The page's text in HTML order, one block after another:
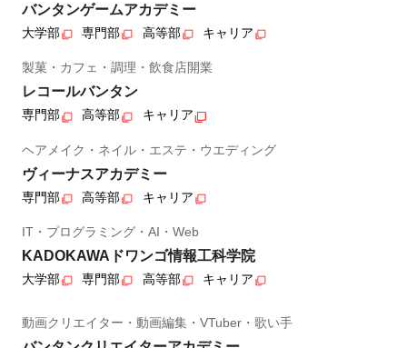
バンタンゲームアカデミー
大学部 専門部 高等部 キャリア
製菓・カフェ・調理・飲食店開業
レコールバンタン
専門部 高等部 キャリア
ヘアメイク・ネイル・エステ・ウエディング
ヴィーナスアカデミー
専門部 高等部 キャリア
IT・プログラミング・AI・Web
KADOKAWAドワンゴ情報工科学院
大学部 専門部 高等部 キャリア
動画クリエイター・動画編集・VTuber・歌い手